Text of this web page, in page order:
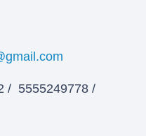
/ 5555249778 /